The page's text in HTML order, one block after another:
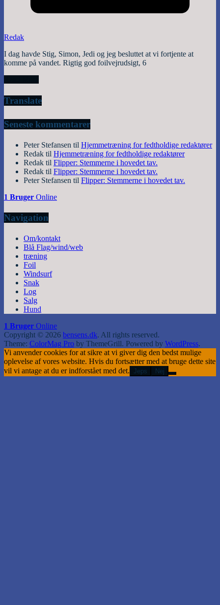
Redak
I dag havde Stig, Simon, Jedi og jeg besluttet at vi fortjente at
komme på vandet. Rigtig god foilvejrudsigt, 6
Translate
Seneste kommentarer
Peter Stefansen til Hjemmetræning for fedtholdige redaktører
Redak til Hjemmetræning for fedtholdige redaktører
Redak til Flipper: Stemmerne i hovedet tav.
Redak til Flipper: Stemmerne i hovedet tav.
Peter Stefansen til Flipper: Stemmerne i hovedet tav.
1 Bruger Online
Navigation
Om/kontakt
Blå Flag/wind/web
træning
Foil
Windsurf
Snak
Log
Salg
Hund
1 Bruger Online
Copyright © 2026 bensens.dk. All rights reserved.
Theme: ColorMag Pro by ThemeGrill. Powered by WordPress.
Vi anvender cookies for at sikre at vi giver dig den bedst mulige
oplevelse af vores website. Hvis du fortsætter med at bruge dette site
vil vi antage at du er indforstået med det. Jeps Nej